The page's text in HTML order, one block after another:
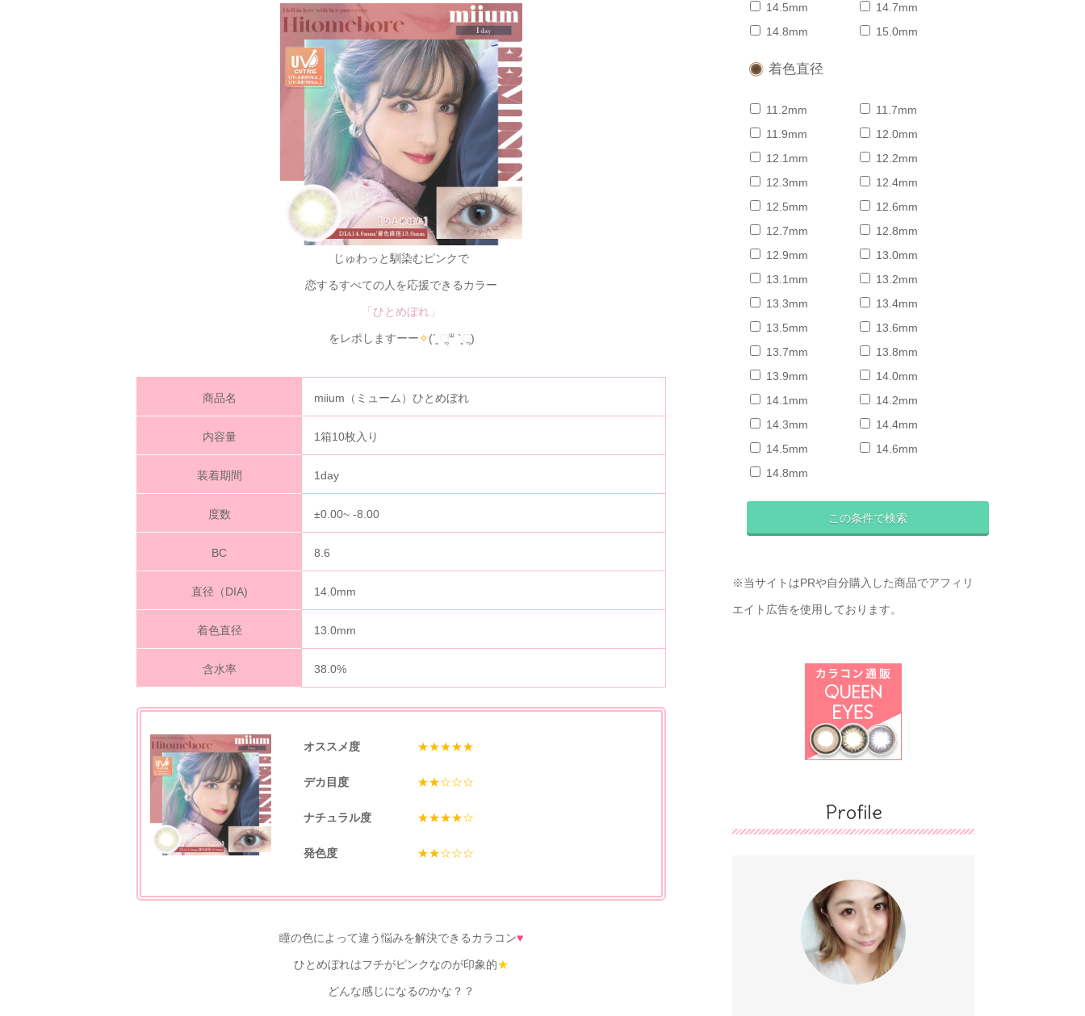
じゅわっと馴染むピンクで
恋するすべての人を応援できるカラー
「ひとめぼれ」
をレポしますーー✧(´͈ ૢᐜ `͈ૢ)
商品名 miium（ミューム）ひとめぼれ
内容量 1箱10枚入り
装着期間 1day
度数 ±0.00~ -8.00
BC 8.6
直径（DIA) 14.0mm
着色直径 13.0mm
含水率 38.0%
オススメ度 ★★★★★
デカ目度 ★★☆☆☆
ナチュラル度 ★★★★☆
発色度 ★★☆☆☆
瞳の色によって違う悩みを解決できるカラコン♥
ひとめぼれはフチがピンクなのが印象的★
どんな感じになるのかな？？
14.5mm
14.7mm
14.8mm
15.0mm
着色直径
11.2mm
11.7mm
11.9mm
12.0mm
12.1mm
12.2mm
12.3mm
12.4mm
12.5mm
12.6mm
12.7mm
12.8mm
12.9mm
13.0mm
13.1mm
13.2mm
13.3mm
13.4mm
13.5mm
13.6mm
13.7mm
13.8mm
13.9mm
14.0mm
14.1mm
14.2mm
14.3mm
14.4mm
14.5mm
14.6mm
14.8mm
※当サイトはPRや自分購入した商品でアフィリ
エイト広告を使用しております。
Profile